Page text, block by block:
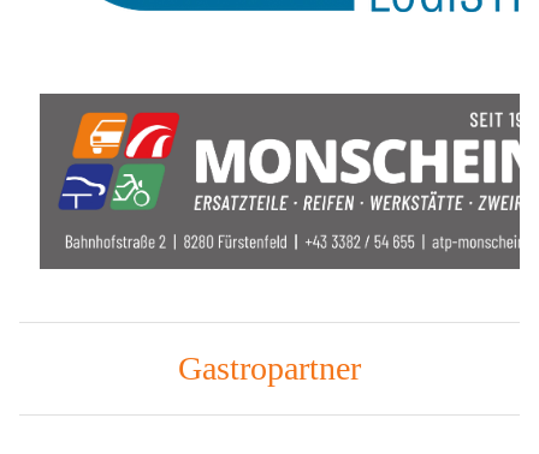
Gastropartner